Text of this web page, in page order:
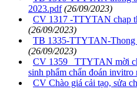
2023.pdf (26/09/2023)
CV 1317 -TTYTAN chap
(26/09/2023)
TB 1335-TTYTAN-
(26/09/2023)
CV 1359 _TTYTAN mời
sinh phẩm chẩn đoán invitro
CV Chào giá cải tạo, sửa